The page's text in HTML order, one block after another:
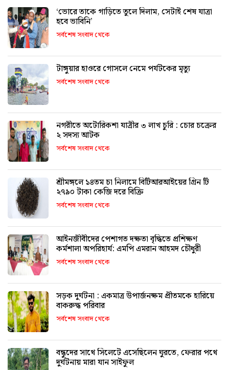
‘ভোরে তাকে গাড়িতে তুলে দিলাম, সেটাই শেষ যাত্রা
হবে ভাবিনি’
সর্বশেষ সংবাদ থেকে
টাঙ্গুয়ার হাওরে গোসলে নেমে পর্যটকের মৃত্যু
সর্বশেষ সংবাদ থেকে
নগরীতে অটোরিকশা যাত্রীর ৩ লাখ চুরি : চোর চক্রের
২ সদস্য আটক
সর্বশেষ সংবাদ থেকে
শ্রীমঙ্গলে ১৪তম চা নিলামে বিটিআরআইয়ের গ্রিন টি
২৭৯০ টাকা কেজি দরে বিক্রি
সর্বশেষ সংবাদ থেকে
আইনজীবীদের পেশাগত দক্ষতা বৃদ্ধিতে প্রশিক্ষণ
কর্মশালা অপরিহার্য: এমপি এমরান আহমদ চৌধুরী
সর্বশেষ সংবাদ থেকে
সড়ক দুর্ঘটনা : একমাত্র উপার্জনক্ষম প্রীতমকে হারিয়ে
বাকরুদ্ধ পরিবার
সর্বশেষ সংবাদ থেকে
বন্ধুদের সাথে সিলেটে এসেছিলেন ঘুরতে, ফেরার পথে
দুর্ঘটনায় মারা যান সাইফুল